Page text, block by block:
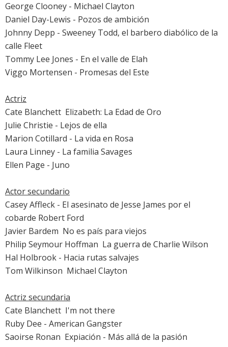
George Clooney - Michael Clayton
Daniel Day-Lewis - Pozos de ambición
Johnny Depp - Sweeney Todd, el barbero diabólico de la
calle Fleet
Tommy Lee Jones - En el valle de Elah
Viggo Mortensen - Promesas del Este
Actriz
Cate Blanchett Elizabeth: La Edad de Oro
Julie Christie - Lejos de ella
Marion Cotillard - La vida en Rosa
Laura Linney - La familia Savages
Ellen Page - Juno
Actor secundario
Casey Affleck - El asesinato de Jesse James por el
cobarde Robert Ford
Javier Bardem No es país para viejos
Philip Seymour Hoffman La guerra de Charlie Wilson
Hal Holbrook - Hacia rutas salvajes
Tom Wilkinson Michael Clayton
Actriz secundaria
Cate Blanchett I'm not there
Ruby Dee - American Gangster
Saoirse Ronan Expiación - Más allá de la pasión